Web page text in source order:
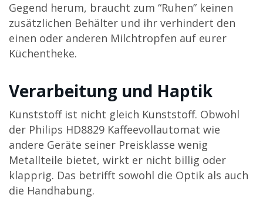
Gegend herum, braucht zum “Ruhen” keinen
zusätzlichen Behälter und ihr verhindert den
einen oder anderen Milchtropfen auf eurer
Küchentheke.
Verarbeitung und Haptik
Kunststoff ist nicht gleich Kunststoff. Obwohl
der Philips HD8829 Kaffeevollautomat wie
andere Geräte seiner Preisklasse wenig
Metallteile bietet, wirkt er nicht billig oder
klapprig. Das betrifft sowohl die Optik als auch
die Handhabung.